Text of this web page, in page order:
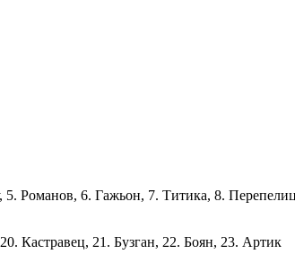
6. Гажьон, 7. Титика, 8.
Кастравец, 21. Бузган, 22. Боян, 23. Артик